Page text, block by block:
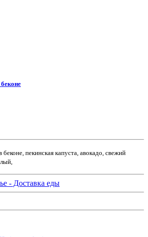
пекинская капуста, авокадо, свежий
- Доставка еды